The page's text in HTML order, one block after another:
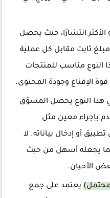
الأكثر انتشارًا، حيث يحصل
ثابت مقابل كل عملية
النوع مناسب للمنتجات
قوة الإقناع وجودة المحتوى.
هذا النوع يحصل المسوّق
بإجراء معين مثل
أو إدخال بياناته. لا
يجعله أسهل من حيث
الأحيان.
يعتمد على جمع